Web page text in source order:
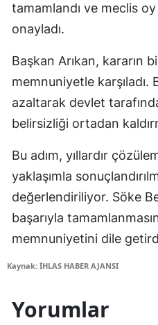
tamamlandı ve meclis
onayladı.
Başkan Arıkan, kararın
memnuniyetle karşıladı.
azaltarak devlet
belirsizliği ortadan
Bu adım, yıllardır
yaklaşımla
değerlendiriliyor. Söke
başarıyla
memnuniyetini dile
Kaynak: İHLAS HABER AJANSI
Yorumlar